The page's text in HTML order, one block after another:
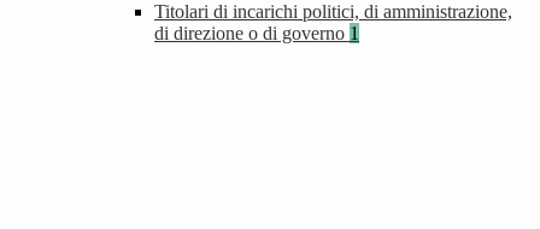
Titolari di incarichi politici, di amministrazione,
di direzione o di governo 1